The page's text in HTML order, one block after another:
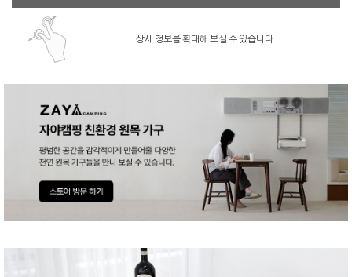
상세 정보를 확대해 보실 수 있습니다.